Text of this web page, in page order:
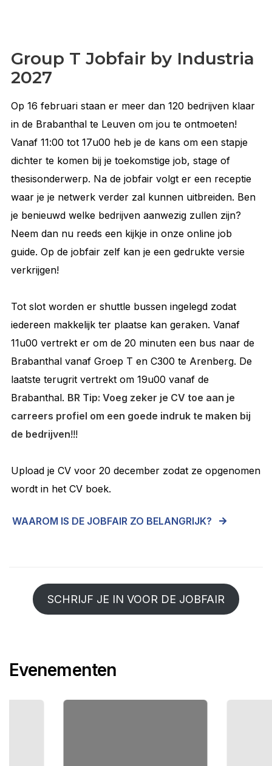
Group T Jobfair by Industria
2027
Op 16 februari staan er meer dan 120 bedrijven klaar
in de Brabanthal te Leuven om jou te ontmoeten!
Vanaf 11:00 tot 17u00 heb je de kans om een stapje
dichter te komen bij je toekomstige job, stage of
thesisonderwerp. Na de jobfair volgt er een receptie
waar je je netwerk verder zal kunnen uitbreiden. Ben
je benieuwd welke bedrijven aanwezig zullen zijn?
Neem dan nu reeds een kijkje in onze online job
guide. Op de jobfair zelf kan je een gedrukte versie
verkrijgen!
Tot slot worden er shuttle bussen ingelegd zodat
iedereen makkelijk ter plaatse kan geraken. Vanaf
11u00 vertrekt er om de 20 minuten een bus naar de
Brabanthal vanaf Groep T en C300 te Arenberg. De
laatste terugrit vertrekt om 19u00 vanaf de
Brabanthal. BR Tip: Voeg zeker je CV toe aan je
carreers profiel om een goede indruk te maken bij
de bedrijven!!!
Upload je CV voor 20 december zodat ze opgenomen
wordt in het CV boek.
WAAROM IS DE JOBFAIR ZO BELANGRIJK?
SCHRIJF JE IN VOOR DE JOBFAIR
Evenementen